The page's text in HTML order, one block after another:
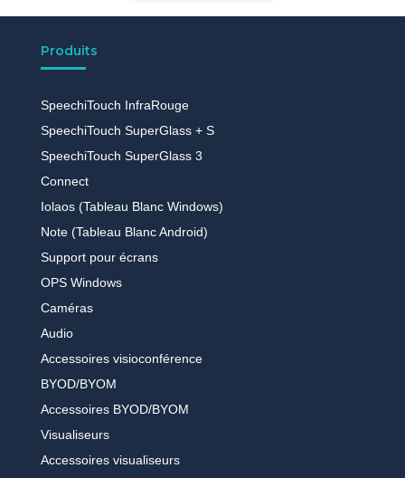
Produits
SpeechiTouch InfraRouge
SpeechiTouch SuperGlass + S
SpeechiTouch SuperGlass 3
Connect
Iolaos (Tableau Blanc Windows)
Note (Tableau Blanc Android)
Support pour écrans
OPS Windows
Caméras
Audio
Accessoires visioconférence
BYOD/BYOM
Accessoires BYOD/BYOM
Visualiseurs
Accessoires visualiseurs